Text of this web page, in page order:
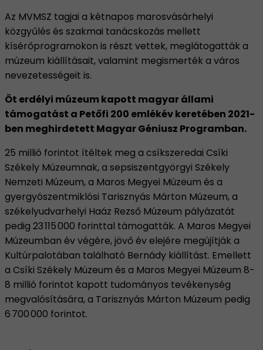
Az MVMSZ tagjai a kétnapos marosvásárhelyi
közgyűlés és szakmai tanácskozás mellett
kísérőprogramokon is részt vettek, meglátogatták a
múzeum kiállításait, valamint megismerték a város
nevezetességeit is.
Öt erdélyi múzeum kapott magyar állami
támogatást a Petőfi 200 emlékév keretében 2021-
ben meghirdetett Magyar Géniusz Programban.
25 millió forintot ítéltek meg a csíkszeredai Csíki
Székely Múzeumnak, a sepsiszentgyörgyi Székely
Nemzeti Múzeum, a Maros Megyei Múzeum és a
gyergyószentmiklósi Tarisznyás Márton Múzeum, a
székelyudvarhelyi Haáz Rezső Múzeum pályázatát
pedig 23 115 000 forinttal támogatták. A Maros Megyei
Múzeumban év végére, jövő év elejére megújítják a
Kultúrpalotában található Bernády kiállítást. Emellett
a Csíki Székely Múzeum és a Maros Megyei Múzeum 8-
8 millió forintot kapott tudományos tevékenység
megvalósítására, a Tarisznyás Márton Múzeum pedig
6 700 000 forintot.